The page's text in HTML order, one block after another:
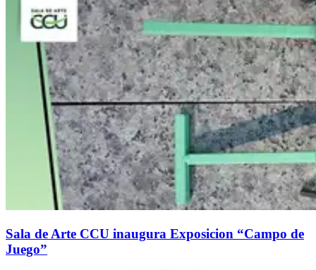
Sala de Arte CCU inaugura Exposicion “Campo de
Juego”